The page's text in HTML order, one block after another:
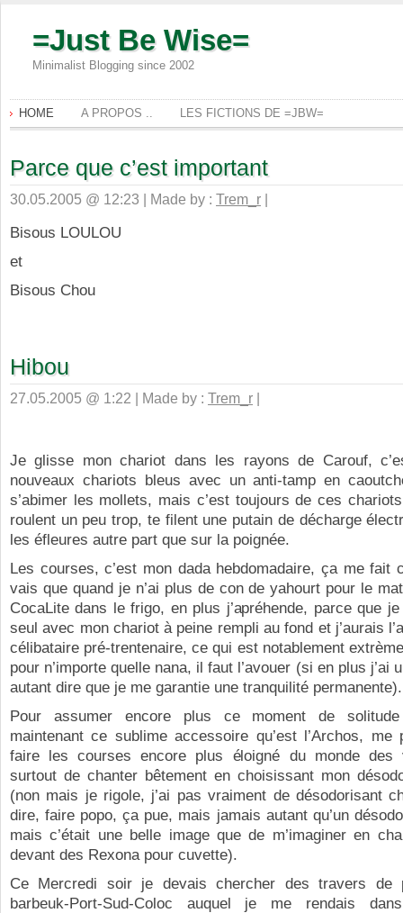
=Just Be Wise=
Minimalist Blogging since 2002
HOME A PROPOS .. LES FICTIONS DE =JBW=
Parce que c’est important
30.05.2005 @ 12:23 | Made by : Trem_r |
Bisous LOULOU
et
Bisous Chou
Hibou
27.05.2005 @ 1:22 | Made by : Trem_r |
Je glisse mon chariot dans les rayons de Carouf,
nouveaux chariots bleus avec un anti-tamp en
s’abimer les mollets, mais c’est toujours de ces
roulent un peu trop, te filent une putain de décharge
les éfleures autre part que sur la poignée.
Les courses, c’est mon dada hebdomadaire, ça me fait
vais que quand je n’ai plus de con de yahourt pour le
CocaLite dans le frigo, en plus j’apréhende, parce que
seul avec mon chariot à peine rempli au fond et j’aurais
célibataire pré-trentenaire, ce qui est notablement
pour n’importe quelle nana, il faut l’avouer (si en plus j’ai
autant dire que je me garantie une tranquilité permanente).
Pour assumer encore plus ce moment de
maintenant ce sublime accessoire qu’est l’Archos, me
faire les courses encore plus éloigné du monde des
surtout de chanter bêtement en choisissant mon
(non mais je rigole, j’ai pas vraiment de désodorisant
dire, faire popo, ça pue, mais jamais autant qu’un
mais c’était une belle image que de m’imaginer en
devant des Rexona pour cuvette).
Ce Mercredi soir je devais chercher des travers de
barbeuk-Port-Sud-Coloc auquel je me rendais